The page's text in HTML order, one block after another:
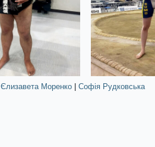
Єлизавета Моренко
Софія Рудковська